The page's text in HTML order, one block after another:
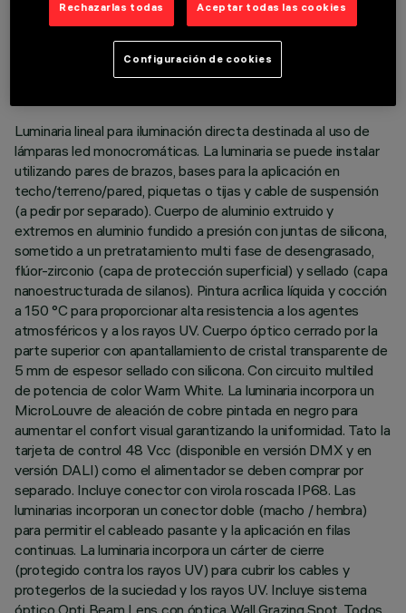
DATOS TÉCNICOS
Luminaria lineal para iluminación directa destinada al uso de
lámparas led monocromáticas. La luminaria se puede instalar
utilizando pares de brazos, bases para la aplicación en
techo/terreno/pared, piquetas o tijas y cable de suspensión
(a pedir por separado). Cuerpo de aluminio extruido y
extremos en aluminio fundido a presión con juntas de silicona,
sometido a un pretratamiento multi fase de desengrasado,
flúor-zirconio (capa de protección superficial) y sellado (capa
nanoestructurada de silanos). Pintura acrílica líquida y cocción
a 150 °C para proporcionar alta resistencia a los agentes
atmosféricos y a los rayos UV. Cuerpo óptico cerrado por la
parte superior con apantallamiento de cristal transparente de
5 mm de espesor sellado con silicona. Con circuito multiled
de potencia de color Warm White. La luminaria incorpora un
MicroLouvre de aleación de cobre pintada en negro para
aumentar el confort visual garantizando la uniformidad. Tato la
tarjeta de control 48 Vcc (disponible en versión DMX y en
versión DALI) como el alimentador se deben comprar por
separado. Incluye conector con virola roscada IP68. Las
luminarias incorporan un conector doble (macho / hembra)
para permitir el cableado pasante y la aplicación en filas
continuas. La luminaria incorpora un cárter de cierre
(protegido contra los rayos UV) para cubrir los cables y
protegerlos de la suciedad y los rayos UV. Incluye sistema
óptico Opti Beam Lens con óptica Wall Grazing Spot. Todos
Rechazarlas todas Aceptar todas las cookies
Configuración de cookies